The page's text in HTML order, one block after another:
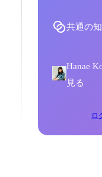
共通の
Hanae
見る
ロ